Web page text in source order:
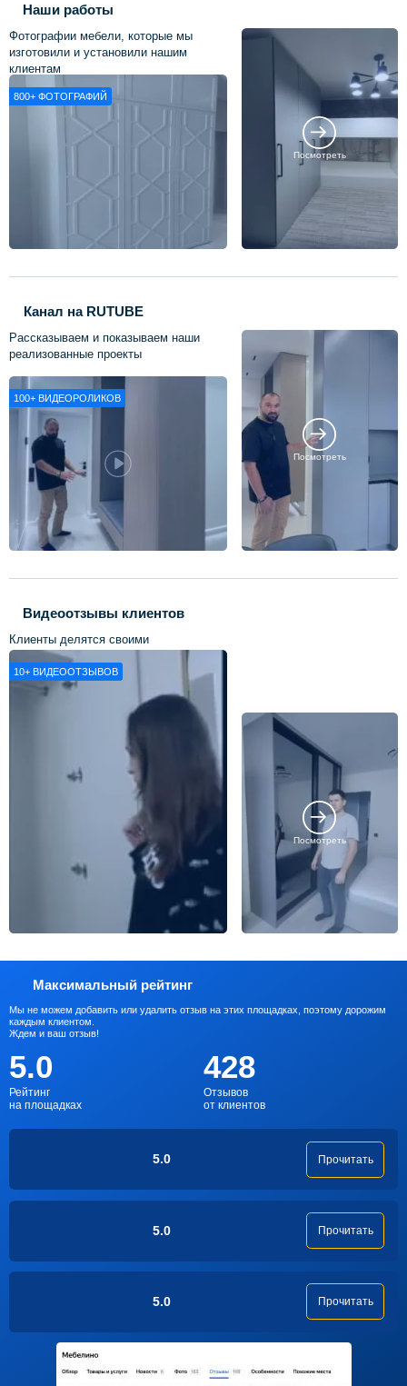
Наши работы
Фотографии мебели, которые мы
изготовили и установили нашим
клиентам
800+ ФОТОГРАФИЙ
Посмотреть
Канал на RUTUBE
Рассказываем и показываем наши
реализованные проекты
100+ ВИДЕОРОЛИКОВ
Посмотреть
Видеоотзывы клиентов
Клиенты делятся своими
впечатлениями о нашей работе
10+ ВИДЕООТЗЫВОВ
Посмотреть
Максимальный рейтинг
Мы не можем добавить или удалить отзыв на этих площадках, поэтому дорожим
каждым клиентом.
Ждем и ваш отзыв!
5.0
Рейтинг
на площадках
428
Отзывов
от клиентов
5.0 Прочитать
5.0 Прочитать
5.0 Прочитать